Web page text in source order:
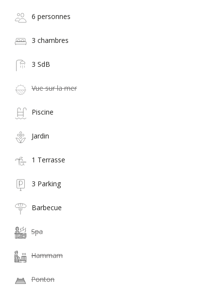
6 personnes
3 chambres
3 SdB
Vue sur la mer
Piscine
Jardin
1 Terrasse
3 Parking
Barbecue
Spa
Hammam
Ponton